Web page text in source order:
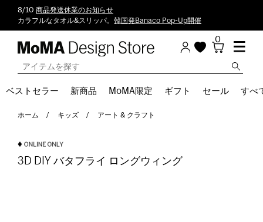
8/10 商品発送休業のお知らせ
カラフルなタオル&スリッパ。 韓国発Banaco Pop-Up開催
0
ベストセラー 新商品 MoMA限定 ギフト セール すべ
ホーム キッズ アート & クラフト
3D DIY バタフライ ロングウィング